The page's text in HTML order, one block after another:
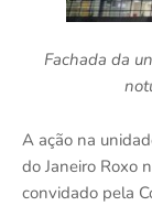
Fachada da
A ação na
do Janeiro Roxo
convidado pela